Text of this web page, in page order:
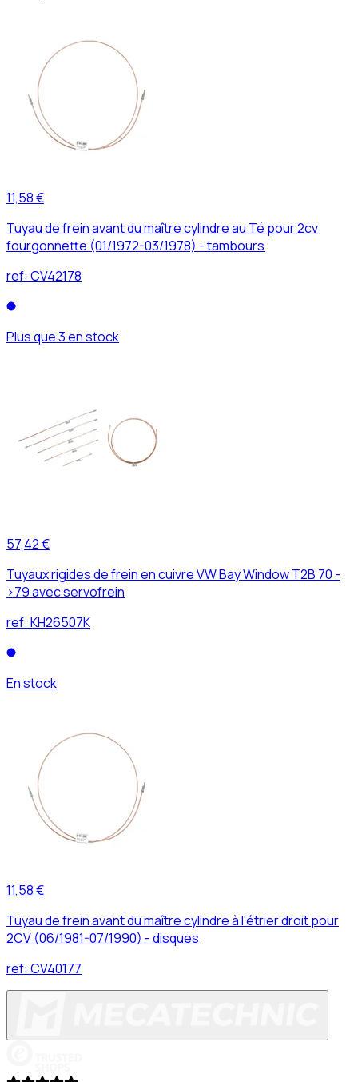
11,58 €
Tuyau de frein avant du maître cylindre au Té pour 2cv
fourgonnette (01/1972-03/1978) - tambours
ref: CV42178
Plus que 3 en stock
57,42 €
Tuyaux rigides de frein en cuivre VW Bay Window T2B 70 -
>79 avec servofrein
ref: KH26507K
En stock
11,58 €
Tuyau de frein avant du maître cylindre à l'étrier droit pour
2CV (06/1981-07/1990) - disques
ref: CV40177